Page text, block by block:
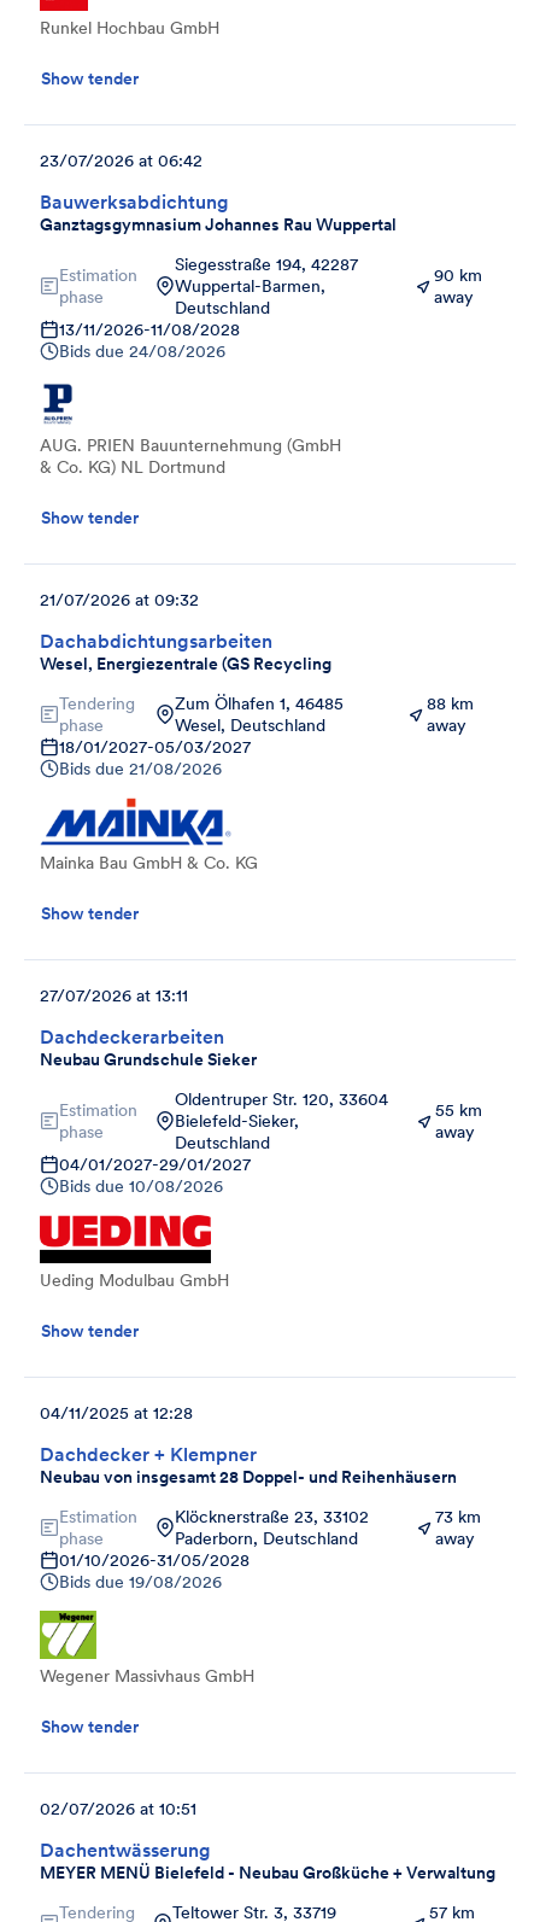
Runkel Hochbau GmbH
Show tender
Bauwerksabdichtung
Ganztagsgymnasium Johannes Rau Wuppertal
23/07/2026 at 06:42
Estimation
phase
Siegesstraße 194, 42287
Wuppertal-Barmen,
Deutschland
90 km
away
13/11/2026-11/08/2028
Bids due 24/08/2026
AUG. PRIEN Bauunternehmung (GmbH
& Co. KG) NL Dortmund
Show tender
Dachabdichtungsarbeiten
Wesel, Energiezentrale (GS Recycling
21/07/2026 at 09:32
Tendering
phase
Zum Ölhafen 1, 46485
Wesel, Deutschland
88 km
away
18/01/2027-05/03/2027
Bids due 21/08/2026
Mainka Bau GmbH & Co. KG
Show tender
Dachdeckerarbeiten
Neubau Grundschule Sieker
27/07/2026 at 13:11
Estimation
phase
Oldentruper Str. 120, 33604
Bielefeld-Sieker,
Deutschland
55 km
away
04/01/2027-29/01/2027
Bids due 10/08/2026
Ueding Modulbau GmbH
Show tender
Dachdecker + Klempner
Neubau von insgesamt 28 Doppel- und Reihenhäusern
04/11/2025 at 12:28
Estimation
phase
Klöcknerstraße 23, 33102
Paderborn, Deutschland
73 km
away
01/10/2026-31/05/2028
Bids due 19/08/2026
Wegener Massivhaus GmbH
Show tender
Dachentwässerung
MEYER MENÜ Bielefeld - Neubau Großküche + Verwaltung
02/07/2026 at 10:51
Tendering Teltower Str. 3, 33719 57 km